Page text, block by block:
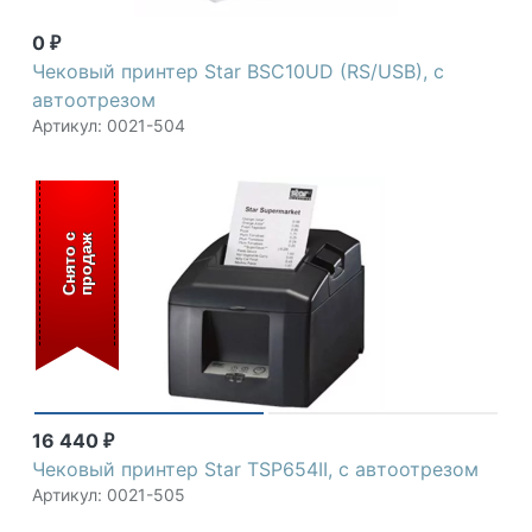
0 ₽
Чековый принтер Star BSC10UD (RS/USB), с
автоотрезом
Артикул: 0021-504
16 440 ₽
Чековый принтер Star TSP654II, с автоотрезом
Артикул: 0021-505
С
н
я
т
о
с
п
р
о
д
аж